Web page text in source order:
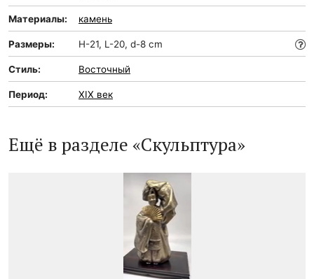
Материалы: камень
Размеры: H-21, L-20, d-8 cm
Стиль: Восточный
Период: XIX век
Ещё в разделе «Скульптура»